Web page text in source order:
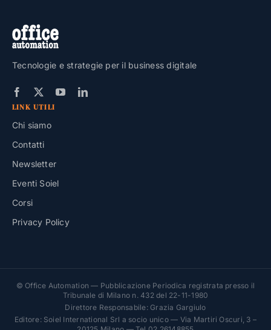
Tecnologie e strategie per il business digitale
LINK UTILI
Chi siamo
Contatti
Newsletter
Eventi Soiel
Corsi
Privacy Policy
© Office Automation — Pubblicazione Periodica registrata presso il
Tribunale di Milano n. 432 del 22-11-1980
Direttore Responsabile: Grazia Gargiulo
Editore: Soiel International Srl a socio unico — Via Martiri Oscuri, 3 –